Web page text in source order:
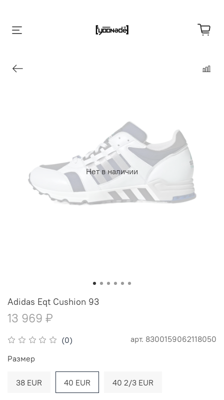
Нет в наличии
(0) арт. 8300159062118050
Adidas Eqt Cushion 93
13 969 ₽
Размер
38 EUR 40 EUR 40 2/3 EUR